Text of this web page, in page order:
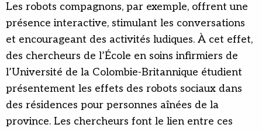
Les robots compagnons, par exemple, offrent une
présence interactive, stimulant les conversations
et encourageant des activités ludiques. À cet effet,
des chercheurs de l’École en soins infirmiers de
l’Université de la Colombie-Britannique étudient
présentement les effets des robots sociaux dans
des résidences pour personnes aînées de la
province. Les chercheurs font le lien entre ces